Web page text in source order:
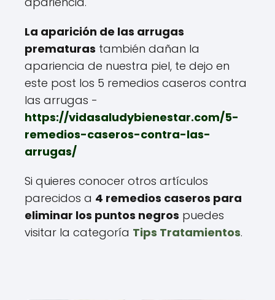
La aparición de las arrugas
prematuras también dañan la
apariencia de nuestra piel, te dejo en
este post los 5 remedios caseros contra
las arrugas -
https://vidasaludybienestar.com/5-
remedios-caseros-contra-las-
arrugas/
Si quieres conocer otros artículos
parecidos a 4 remedios caseros para
eliminar los puntos negros puedes
visitar la categoría Tips Tratamientos.